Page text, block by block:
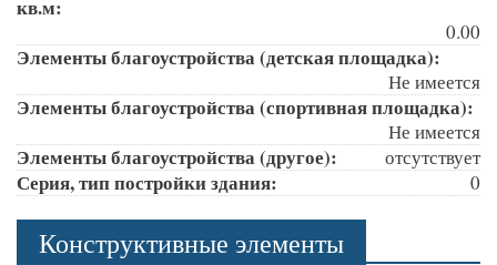
кв.м:
0.00
Элементы благоустройства (детская площадка):
Не имеется
Элементы благоустройства (спортивная площадка):
Не имеется
Элементы благоустройства (другое): отсутствует
Серия, тип постройки здания: 0
Конструктивные элементы